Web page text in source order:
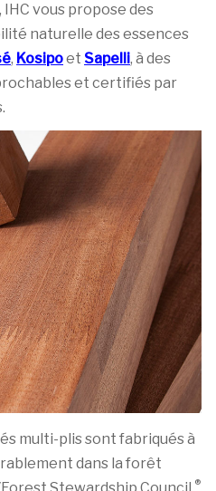
vous propose des
naturelle des essences
, Kosipoet Sapelli, à des
et certifiés par
multi-plis sont fabriqués à
dans la forêt
®